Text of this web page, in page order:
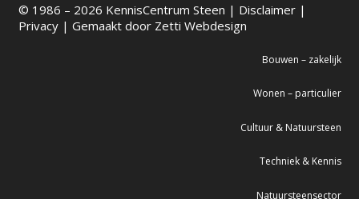
© 1986 – 2026 KennisCentrum Steen | Disclaimer|
Privacy| Gemaakt door Zetti Webdesign
Bouwen – zakelijk
Wonen – particulier
Cultuur & Natuursteen
Techniek & Kennis
Natuursteensector